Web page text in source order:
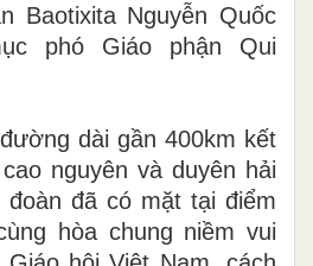
Baotixita Nguyễn Quốc
phó Giáo phận Qui
dài gần 400km kết
nguyên và duyên hải
đoàn đã có mặt tại điểm
hòa chung niềm vui